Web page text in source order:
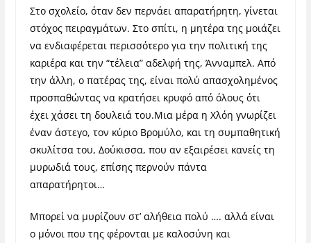
Στο σχολείο, όταν δεν περνάει απαρατήρητη, γίνεται
στόχος πειραγμάτων. Στο σπίτι, η μητέρα της μοιάζει
να ενδιαφέρεται περισσότερο για την πολιτική της
καριέρα και την “τέλεια” αδελφή της, Άνναμπελ. Από
την άλλη, ο πατέρας της, είναι πολύ απασχολημένος
προσπαθώντας να κρατήσει κρυφό από όλους ότι
έχει χάσει τη δουλειά του.Μια μέρα η Χλόη γνωρίζει
έναν άστεγο, τον κύριο Βρομύλο, και τη συμπαθητική
σκυλίτσα του, Δούκισσα, που αν εξαιρέσει κανείς τη
μυρωδιά τους, επίσης περνούν πάντα
απαρατήρητοι…
Μπορεί να μυρίζουν στ’ αλήθεια πολύ …. αλλά είναι
ο μόνοι που της φέρονται με καλοσύνη και